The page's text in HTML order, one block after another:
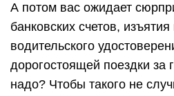
А потом вас ожидает
банковских счетов,
водительского
дорогостоящей поездки за
надо? Чтобы такого не